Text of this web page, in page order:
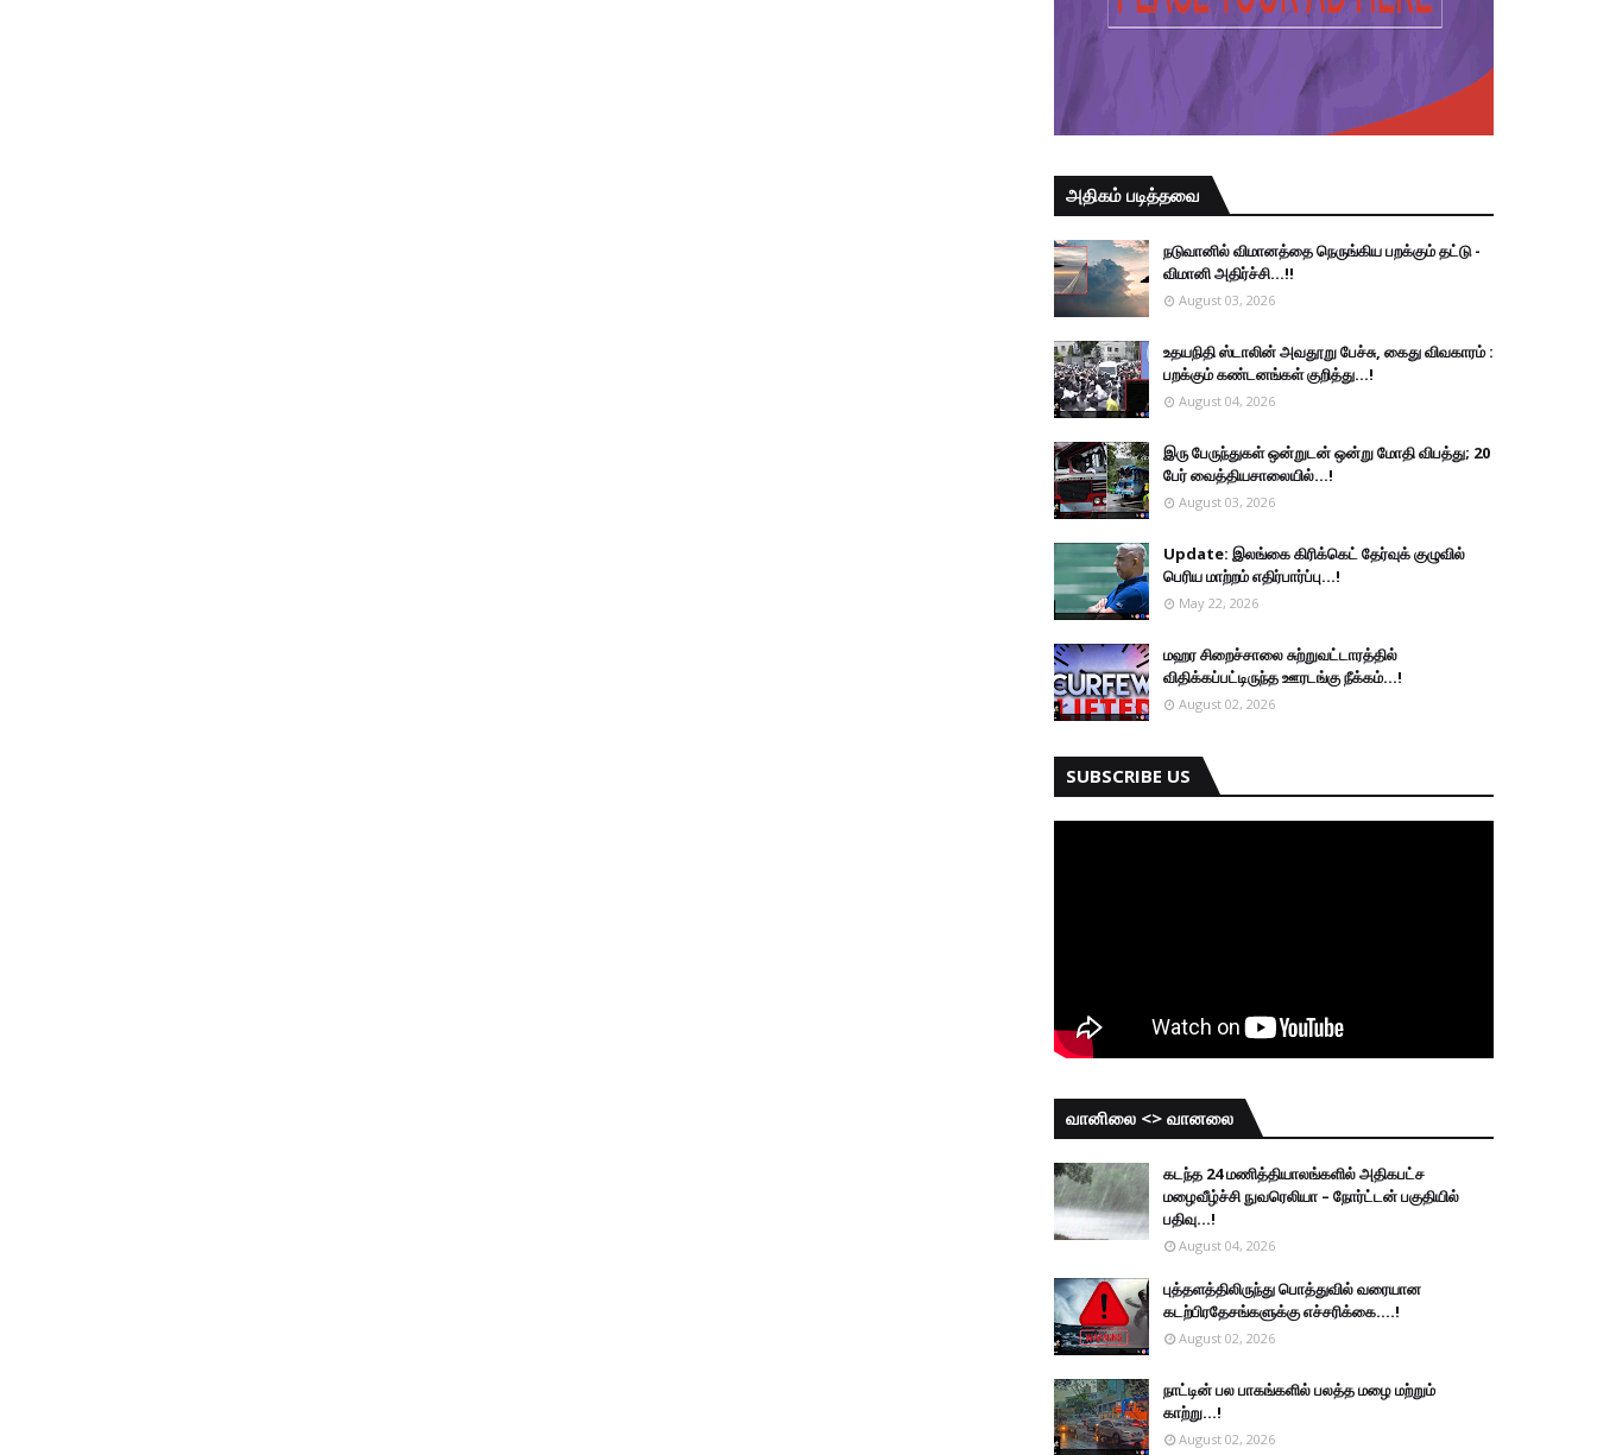
அதிகம் படித்தவை
நடுவானில் விமானத்தை நெருங்கிய பறக்கும் தட்டு -
விமானி அதிர்ச்சி...!!
August 03, 2026
உதயநிதி ஸ்டாலின் அவதூறு பேச்சு, கைது விவகாரம் :
பறக்கும் கண்டனங்கள் குறித்து...!
August 04, 2026
இரு ப‍ேருந்துகள் ஒன்றுடன் ஒன்று மோதி விபத்து; 20
பேர் வைத்தியசாலையில்...!
August 03, 2026
Update: இலங்கை கிரிக்கெட் தேர்வுக் குழுவில்
பெரிய மாற்றம் எதிர்பார்ப்பு...!
May 22, 2026
மஹர சிறைச்சாலை சுற்றுவட்டாரத்தில்
விதிக்கப்பட்டிருந்த ஊரடங்கு நீக்கம்...!
August 02, 2026
SUBSCRIBE US
வானிலை <> வானலை
கடந்த 24 மணித்தியாலங்களில் அதிகபட்ச
மழைவீழ்ச்சி நுவரெலியா – நோர்ட்டன் பகுதியில்
பதிவு...!
August 04, 2026
புத்தளத்திலிருந்து பொத்துவில் வரையான
கடற்பிரதேசங்களுக்கு எச்சரிக்கை....!
August 02, 2026
நாட்டின் பல பாகங்களில் பலத்த மழை மற்றும்
காற்று...!
August 02, 2026